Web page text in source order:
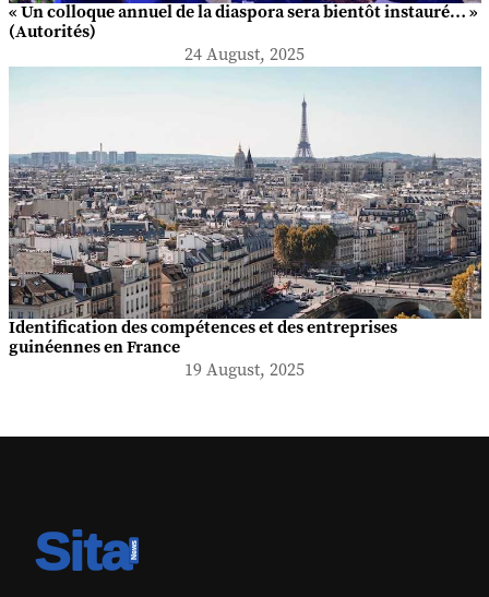
« Un colloque annuel de la diaspora sera bientôt instauré… »
(Autorités)
24 August, 2025
Identification des compétences et des entreprises
guinéennes en France
19 August, 2025